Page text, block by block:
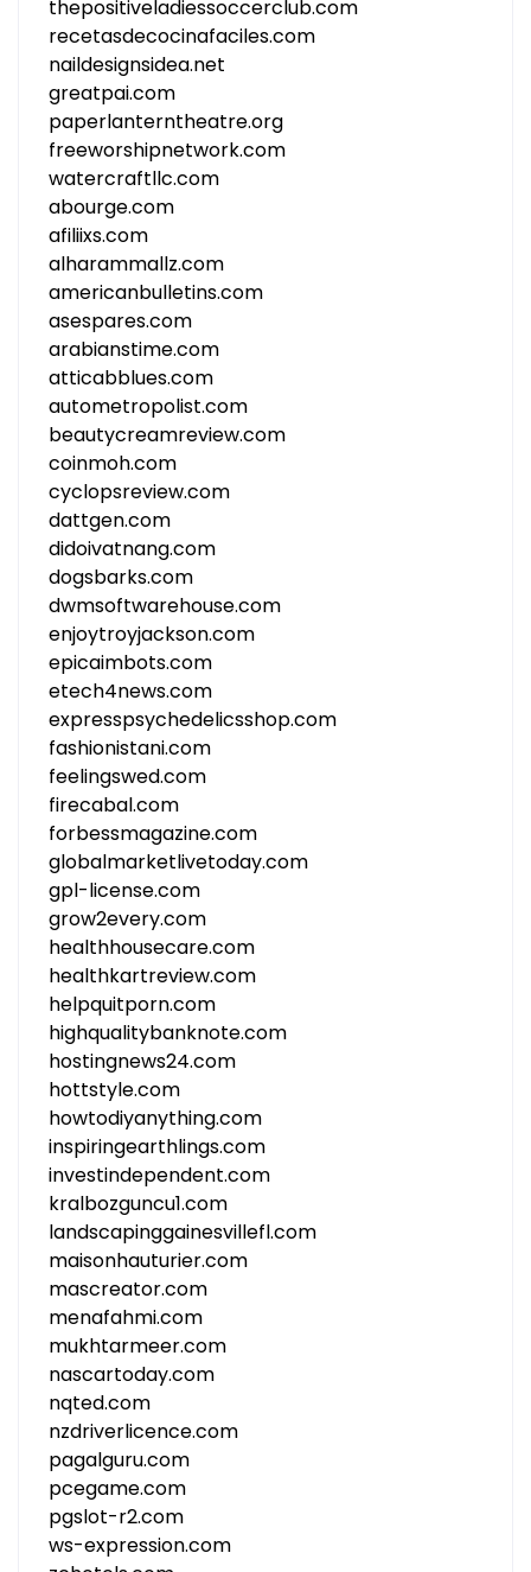
thepositiveladiessoccerclub.com
recetasdecocinafaciles.com
naildesignsidea.net
greatpai.com
paperlanterntheatre.org
freeworshipnetwork.com
watercraftllc.com
abourge.com
afiliixs.com
alharammallz.com
americanbulletins.com
asespares.com
arabianstime.com
atticabblues.com
autometropolist.com
beautycreamreview.com
coinmoh.com
cyclopsreview.com
dattgen.com
didoivatnang.com
dogsbarks.com
dwmsoftwarehouse.com
enjoytroyjackson.com
epicaimbots.com
etech4news.com
expresspsychedelicsshop.com
fashionistani.com
feelingswed.com
firecabal.com
forbessmagazine.com
globalmarketlivetoday.com
gpl-license.com
grow2every.com
healthhousecare.com
healthkartreview.com
helpquitporn.com
highqualitybanknote.com
hostingnews24.com
hottstyle.com
howtodiyanything.com
inspiringearthlings.com
investindependent.com
kralbozguncu1.com
landscapinggainesvillefl.com
maisonhauturier.com
mascreator.com
menafahmi.com
mukhtarmeer.com
nascartoday.com
nqted.com
nzdriverlicence.com
pagalguru.com
pcegame.com
pgslot-r2.com
ws-expression.com